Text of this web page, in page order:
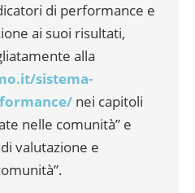
di performance e
ai suoi risultati,
alla
sistema-
nei capitoli
nelle comunità” e
valutazione e